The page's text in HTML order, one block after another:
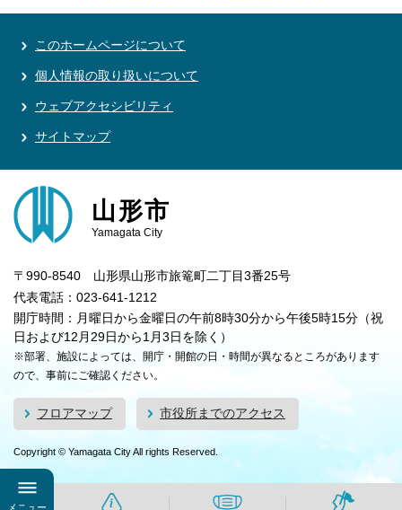
メニュー
このホームページについて
個人情報の取り扱いについて
ウェブアクセシビリティ
サイトマップ
山形市
Yamagata City
〒990-8540 山形県山形市旅篭町二丁目3番25号
代表電話：023-641-1212
開庁時間：月曜日から金曜日の午前8時30分から午後5時15分（祝
日および12月29日から1月3日を除く）
※部署、施設によっては、開庁・開館の日・時間が異なるところがあります
ので、事前にご確認ください。
フロアマップ 市役所までのアクセス
Copyright © Yamagata City All rights Reserved.